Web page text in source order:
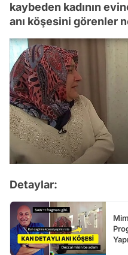
kaybeden kadının
anı köşesini görenler
Detaylar: